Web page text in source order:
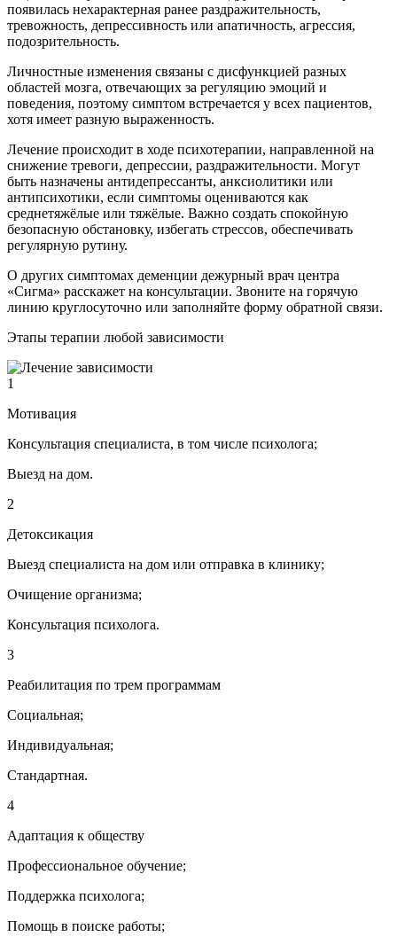
появилась нехарактерная ранее раздражительность,
тревожность, депрессивность или апатичность, агрессия,
подозрительность.
Личностные изменения связаны с дисфункцией разных
областей мозга, отвечающих за регуляцию эмоций и
поведения, поэтому симптом встречается у всех пациентов,
хотя имеет разную выраженность.
Лечение происходит в ходе психотерапии, направленной на
снижение тревоги, депрессии, раздражительности. Могут
быть назначены антидепрессанты, анксиолитики или
антипсихотики, если симптомы оцениваются как
среднетяжёлые или тяжёлые. Важно создать спокойную
безопасную обстановку, избегать стрессов, обеспечивать
регулярную рутину.
О других симптомах деменции дежурный врач центра
«Сигма» расскажет на консультации. Звоните на горячую
линию круглосуточно или заполняйте форму обратной связи.
Этапы терапии любой зависимости
1
Мотивация
Консультация специалиста, в том числе психолога;
Выезд на дом.
2
Детоксикация
Выезд специалиста на дом или отправка в клинику;
Очищение организма;
Консультация психолога.
3
Реабилитация по трем программам
Социальная;
Индивидуальная;
Стандартная.
4
Адаптация к обществу
Профессиональное обучение;
Поддержка психолога;
Помощь в поиске работы;